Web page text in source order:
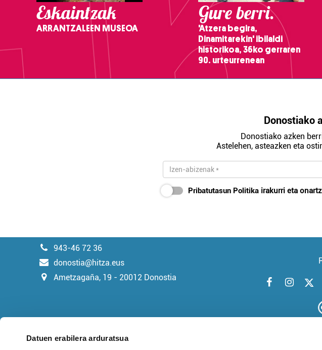
Datuen erabilera arduratsua
Eskaintzak
ARRANTZALEEN MUSEOA
Gure berri.
'Atzera begira,
Dinamitarekin' ibilaldi
historikoa, 36ko gerraren
90. urteurrenean
Donostiako
Donostiako azken
Astelehen, asteazken eta
Pribatutasun Politika irakurri eta
943-46 72 36
donostia@hitza.eus
Ametzagaña, 19 - 20012 Donostia